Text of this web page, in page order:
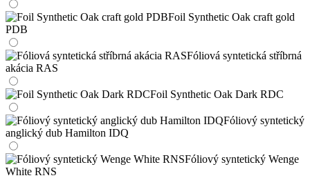
Foil Synthetic Oak craft gold
PDB
Fóliová syntetická stříbrná
akácia RAS
Foil Synthetic Oak Dark RDC
Fóliový syntetický
anglický dub Hamilton IDQ
Fóliový syntetický Wenge
White RNS